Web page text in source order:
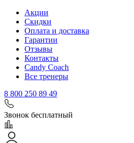
Акции
Скидки
Оплата и доставка
Гарантии
Отзывы
Контакты
Candy Coach
Все тренеры
8 800 250 89 49
Звонок бесплатный